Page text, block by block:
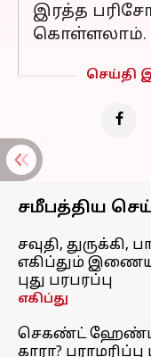
இரத்த
கொள்ளலாம்.
செய்தி
சமீபத்திய
சவுதி,
எகிப்தும் இணைய
புது பரபரப்பு
எகிப்து
செகண்ட் ஹேண்ட்
காரா?